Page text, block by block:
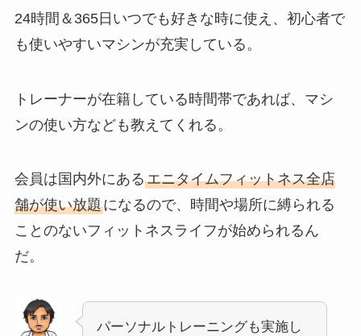
24時間＆365日いつでも好きな時に使え、初心者で
も使いやすいマシンが充実している。
トレーナーが在籍している時間帯であれば、マシ
ンの使い方なども教えてくれる。
会員は国内外にあるエニタイムフィットネス全店
舗が使い放題になるので、 時間や場所に縛られる
ことのないフィットネスライフが始められるん
だ。
パーソナルトレーニングも実施し